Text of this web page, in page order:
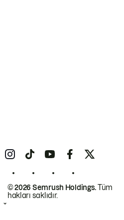
© 2026 Semrush Holdings.Tüm
hakları saklıdır.